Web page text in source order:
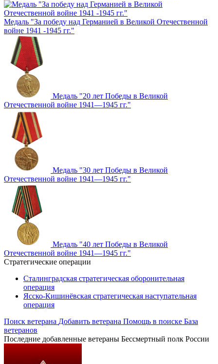
Медаль "За победу над Германией в Великой Отечественной
войне 1941 -1945 гг."
Медаль "20 лет Победы в Великой
Отечественной войне 1941—1945 гг."
Медаль "30 лет Победы в Великой
Отечественной войне 1941—1945 гг."
Медаль "40 лет Победы в Великой
Отечественной войне 1941—1945 гг."
Стратегические операции
Сталинградская стратегическая оборонительная
операция
Ясско-Кишинёвская стратегическая наступательная
операция
Поиск ветерана Добавить ветерана Помощь в поиске База
ветеранов
Последние добавленные ветераны Бессмертный полк России